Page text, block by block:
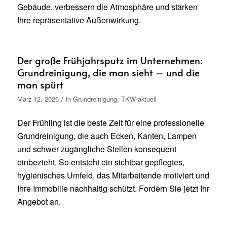
Gebäude, verbessern die Atmosphäre und stärken
Ihre repräsentative Außenwirkung.
Der große Frühjahrsputz im Unternehmen:
Grundreinigung, die man sieht – und die
man spürt
März 12, 2026 / in Grundreinigung, TKW-aktuell
Der Frühling ist die beste Zeit für eine professionelle
Grundreinigung, die auch Ecken, Kanten, Lampen
und schwer zugängliche Stellen konsequent
einbezieht. So entsteht ein sichtbar gepflegtes,
hygienisches Umfeld, das Mitarbeitende motiviert und
Ihre Immobilie nachhaltig schützt. Fordern Sie jetzt Ihr
Angebot an.